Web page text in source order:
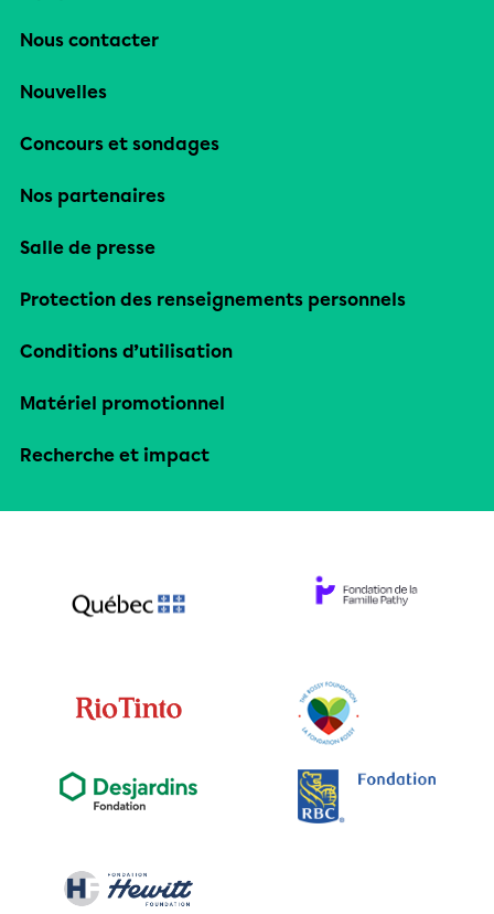
Nous contacter
Nouvelles
Concours et sondages
Nos partenaires
Salle de presse
Protection des renseignements personnels
Conditions d’utilisation
Matériel promotionnel
Recherche et impact